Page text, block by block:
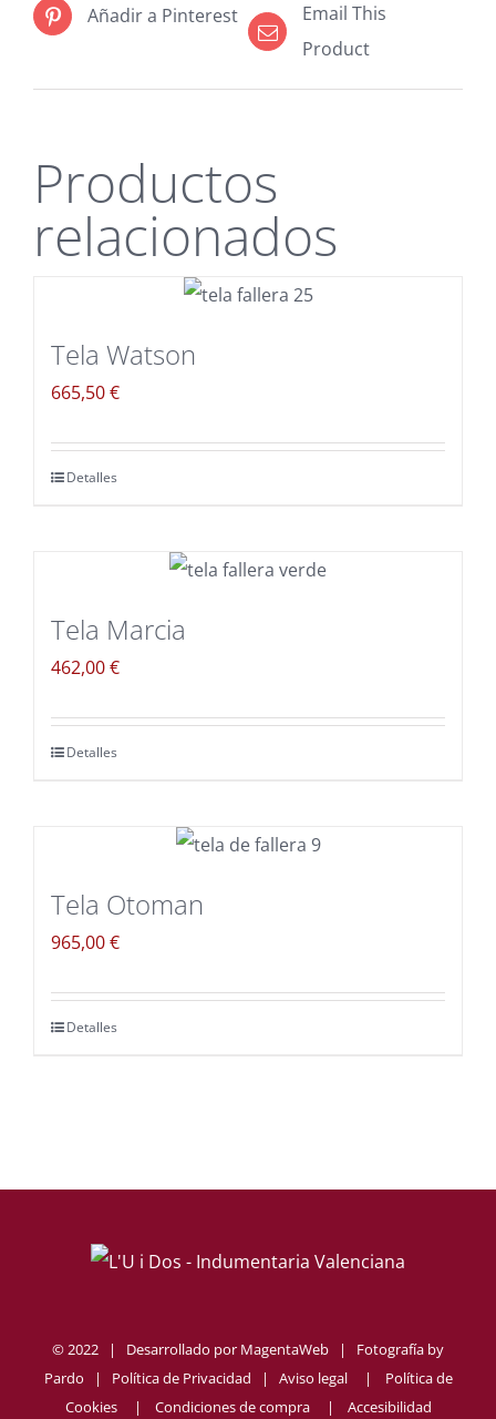
Añadir a Pinterest
Email This
Product
Productos
relacionados
Tela Watson
665,50€
Detalles
Tela Marcia
462,00€
Detalles
Tela Otoman
965,00€
Detalles
© 2022 | Desarrollado por MagentaWeb | Fotografía by
Pardo | Política de Privacidad | Aviso legal| Política de
Cookies| Condiciones de compra| Accesibilidad